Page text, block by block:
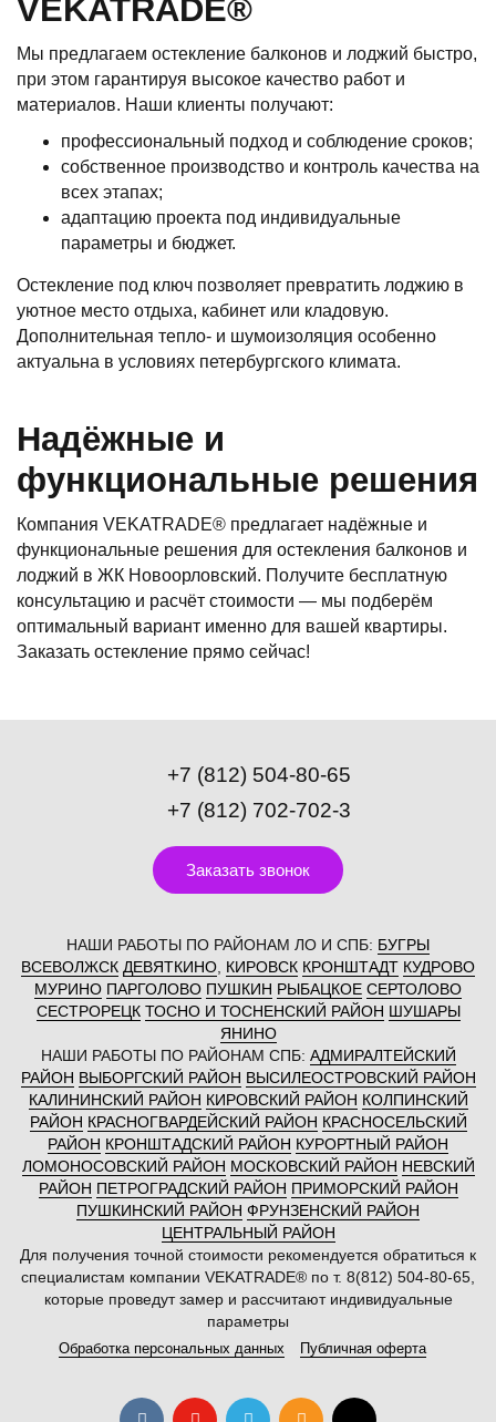
VEKATRADE®
Мы предлагаем остекление балконов и лоджий быстро,
при этом гарантируя высокое качество работ и
материалов. Наши клиенты получают:
профессиональный подход и соблюдение сроков;
собственное производство и контроль качества на
всех этапах;
адаптацию проекта под индивидуальные
параметры и бюджет.
Остекление под ключ позволяет превратить лоджию в
уютное место отдыха, кабинет или кладовую.
Дополнительная тепло- и шумоизоляция особенно
актуальна в условиях петербургского климата.
Надёжные и
функциональные решения
Компания VEKATRADE® предлагает надёжные и
функциональные решения для остекления балконов и
лоджий в ЖК Новоорловский. Получите бесплатную
консультацию и расчёт стоимости — мы подберём
оптимальный вариант именно для вашей квартиры.
Заказать остекление прямо сейчас!
+7 (812) 504-80-65
+7 (812) 702-702-3
Заказать звонок
НАШИ РАБОТЫ ПО РАЙОНАМ ЛО И СПБ: БУГРЫ
ВСЕВОЛЖСК ДЕВЯТКИНО КИРОВСК КРОНШТАДТ КУДРОВО
МУРИНО ПАРГОЛОВО ПУШКИН РЫБАЦКОЕ СЕРТОЛОВО
СЕСТРОРЕЦК ТОСНО И ТОСНЕНСКИЙ РАЙОН ШУШАРЫ
ЯНИНО
НАШИ РАБОТЫ ПО РАЙОНАМ СПБ: АДМИРАЛТЕЙСКИЙ
РАЙОН ВЫБОРГСКИЙ РАЙОН ВЫСИЛЕОСТРОВСКИЙ РАЙОН
КАЛИНИНСКИЙ РАЙОН КИРОВСКИЙ РАЙОН КОЛПИНСКИЙ
РАЙОН КРАСНОГВАРДЕЙСКИЙ РАЙОН КРАСНОСЕЛЬСКИЙ
РАЙОН КРОНШТАДСКИЙ РАЙОН КУРОРТНЫЙ РАЙОН
ЛОМОНОСОВСКИЙ РАЙОН МОСКОВСКИЙ РАЙОН НЕВСКИЙ
РАЙОН ПЕТРОГРАДСКИЙ РАЙОН ПРИМОРСКИЙ РАЙОН
ПУШКИНСКИЙ РАЙОН ФРУНЗЕНСКИЙ РАЙОН
ЦЕНТРАЛЬНЫЙ РАЙОН
Для получения точной стоимости рекомендуется обратиться к
специалистам компании VEKATRADE® по т. 8(812) 504-80-65,
которые проведут замер и рассчитают индивидуальные
параметры
Обработка персональных данных Публичная оферта